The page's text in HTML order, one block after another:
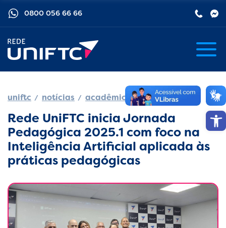
Barra
0800 056 66 66
uniftc notícias acadêmico
Rede UniFTC inicia Jornada
Pedagógica 2025.1 com foco na
Inteligência Artificial aplicada às
práticas pedagógicas